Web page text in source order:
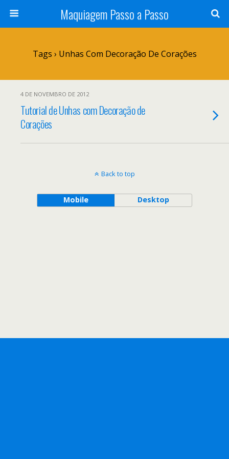
Maquiagem Passo a Passo
Tags › Unhas Com Decoração De Corações
4 DE NOVEMBRO DE 2012
Tutorial de Unhas com Decoração de
Corações
Back to top
Mobile Desktop